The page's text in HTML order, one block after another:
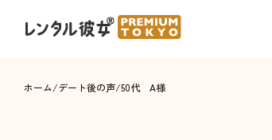
ホーム/デート後の声/50代 A様